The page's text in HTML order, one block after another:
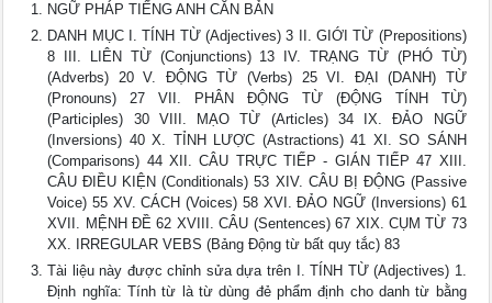
NGỮ PHÁP TIẾNG ANH CĂN BẢN
DANH MỤC I. TÍNH TỪ (Adjectives) 3 II. GIỚI TỪ (Prepositions)
8 III. LIÊN TỪ (Conjunctions) 13 IV. TRẠNG TỪ (PHÓ TỪ)
(Adverbs) 20 V. ĐỘNG TỪ (Verbs) 25 VI. ĐẠI (DANH) TỪ
(Pronouns) 27 VII. PHÂN ĐỘNG TỪ (ĐỘNG TÍNH TỪ)
(Participles) 30 VIII. MẠO TỪ (Articles) 34 IX. ĐẢO NGỮ
(Inversions) 40 X. TỈNH LƯỢC (Astractions) 41 XI. SO SÁNH
(Comparisons) 44 XII. CÂU TRỰC TIẾP - GIÁN TIẾP 47 XIII.
CÂU ĐIỀU KIỆN (Conditionals) 53 XIV. CÂU BỊ ĐỘNG (Passive
Voice) 55 XV. CÁCH (Voices) 58 XVI. ĐẢO NGỮ (Inversions) 61
XVII. MỆNH ĐỀ 62 XVIII. CÂU (Sentences) 67 XIX. CỤM TỪ 73
XX. IRREGULAR VEBS (Bảng Động từ bất quy tắc) 83
Tài liệu này được chỉnh sửa dựa trên I. TÍNH TỪ (Adjectives) 1.
Định nghĩa: Tính từ là từ dùng đẻ phẩm định cho danh từ bằng